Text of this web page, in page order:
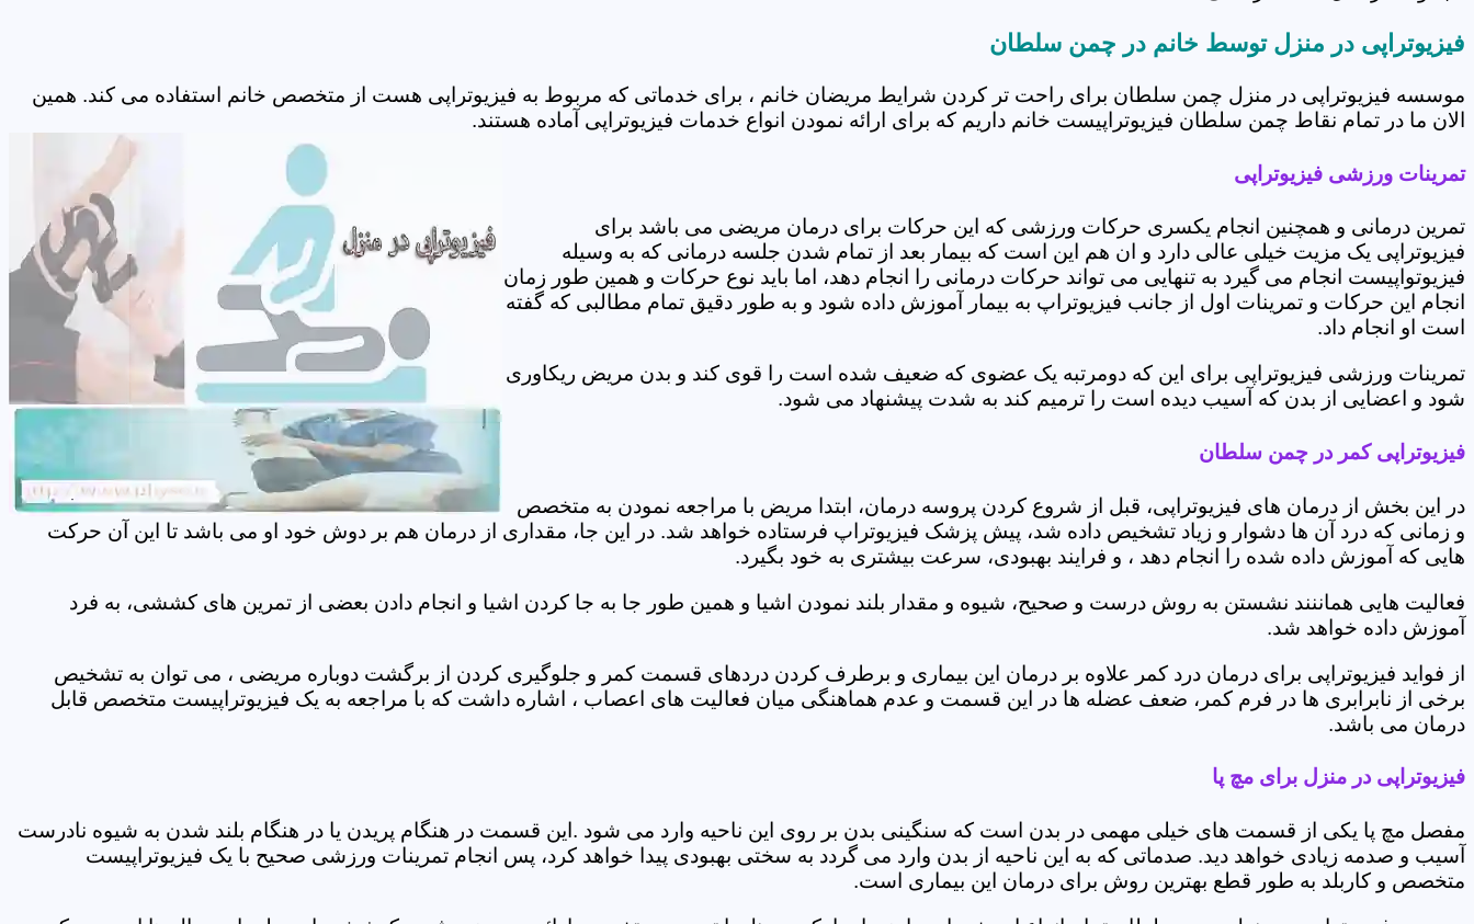
فیزیوتراپی در منزل توسط خانم در چمن سلطان
موسسه فیزیوتراپی در منزل چمن سلطان برای راحت تر کردن شرایط مریضان خانم ، برای خدماتی که مربوط به فیزیوتراپی هست از متخصص خانم استفاده می کند. همین
الان ما در تمام نقاط چمن سلطان فیزیوتراپیست خانم داریم که برای ارائه نمودن انواع خدمات فیزیوتراپی آماده هستند.
تمرینات ورزشی فیزیوتراپی
تمرین درمانی و همچنین انجام یکسری حرکات ورزشی که این حرکات برای درمان مریضی می باشد برای
فیزیوتراپی یک مزیت خیلی عالی دارد و ان هم این است که بیمار بعد از تمام شدن جلسه درمانی که به وسیله
فیزیوتواپیست انجام می گیرد به تنهایی می تواند حرکات درمانی را انجام دهد، اما باید نوع حرکات و همین طور زمان
انجام این حرکات و تمرینات اول از جانب فیزیوتراپ به بیمار آموزش داده شود و به طور دقیق تمام مطالبی که گفته
است او انجام داد.
تمرینات ورزشی فیزیوتراپی برای این که دومرتبه یک عضوی که ضعیف شده است را قوی کند و بدن مریض ریکاوری
شود و اعضایی از بدن که آسیب دیده است را ترمیم کند به شدت پیشنهاد می شود.
فیزیوتراپی کمر در چمن سلطان
در این بخش از درمان های فیزیوتراپی، قبل از شروع کردن پروسه درمان، ابتدا مریض با مراجعه نمودن به متخصص
و زمانی که درد آن ها دشوار و زیاد تشخیص داده شد، پیش پزشک فیزیوتراپ فرستاده خواهد شد. در این جا، مقداری از درمان هم بر دوش خود او می باشد تا این آن حرکت
هایی که آموزش داده شده را انجام دهد ، و فرایند بهبودی، سرعت بیشتری به خود بگیرد.
فعالیت هایی هماننند نشستن به روش درست و صحیح، شیوه و مقدار بلند نمودن اشیا و همین طور جا به جا کردن اشیا و انجام دادن بعضی از تمرین های کششی، به فرد
آموزش داده خواهد شد.
از فواید فیزیوتراپی برای درمان درد کمر علاوه بر درمان این بیماری و برطرف کردن دردهای قسمت کمر و جلوگیری کردن از برگشت دوباره مریضی ، می توان به تشخیص
برخی از نابرابری ها در فرم کمر، ضعف عضله ها در این قسمت و عدم هماهنگی میان فعالیت های اعصاب ، اشاره داشت که با مراجعه به یک فیزیوتراپیست متخصص قابل
درمان می باشد.
فیزیوتراپی در منزل برای مچ پا
مفصل مچ پا یکی از قسمت های خیلی مهمی در بدن است که سنگینی بدن بر روی این ناحیه وارد می شود .این قسمت در هنگام پریدن یا در هنگام بلند شدن به شیوه نادرست
آسیب و صدمه زیادی خواهد دید. صدماتی که به این ناحیه از بدن وارد می گردد به سختی بهبودی پیدا خواهد کرد، پس انجام تمرینات ورزشی صحیح با یک فیزیوتراپیست
متخصص و کاربلد به طور قطع بهترین روش برای درمان این بیماری است.